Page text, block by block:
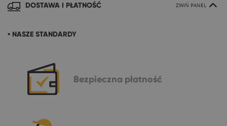
DOSTAWA I PŁATNOŚĆ ZWIŃ PANEL
• NASZE STANDARDY
Bezpieczna płatność